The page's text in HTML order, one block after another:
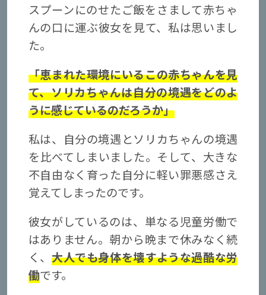
スプーンにのせたご飯をさまして赤ちゃ
んの口に運ぶ彼女を見て、私は思いまし
た。
「恵まれた環境にいるこの赤ちゃんを見
て、ソリカちゃんは自分の境遇をどのよ
うに感じているのだろうか」
私は、自分の境遇とソリカちゃんの境遇
を比べてしまいました。そして、大きな
不自由なく育った自分に軽い罪悪感さえ
覚えてしまったのです。
彼女がしているのは、単なる児童労働で
はありません。朝から晩まで休みなく続
く、大人でも身体を壊すような過酷な労
働です。